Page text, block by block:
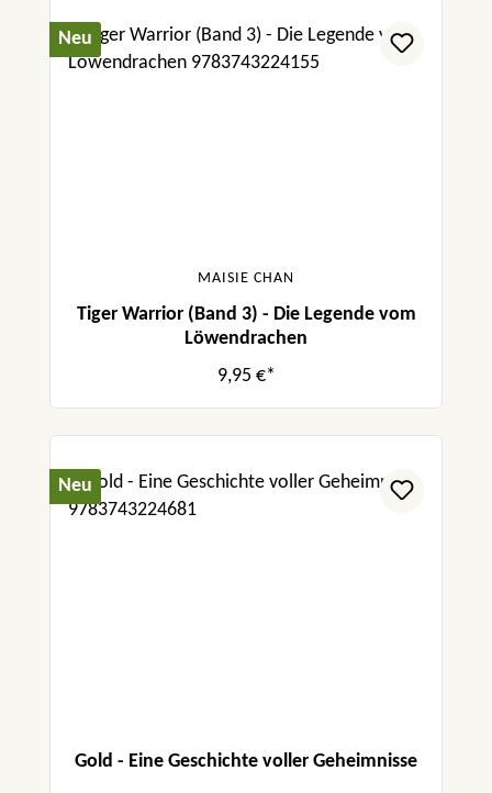
Neu
MAISIE CHAN
Tiger Warrior (Band 3) - Die Legende vom
Löwendrachen
9,95 €*
Neu
Gold - Eine Geschichte voller Geheimnisse